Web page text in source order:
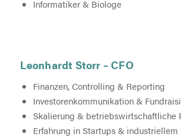
Informatiker & Biologe
Leonhardt Storr – CFO
Finanzen, Controlling & Reporting
Investorenkommunikation &
Skalierung & betriebswirtschaftliche
Erfahrung in Startups & industriellem